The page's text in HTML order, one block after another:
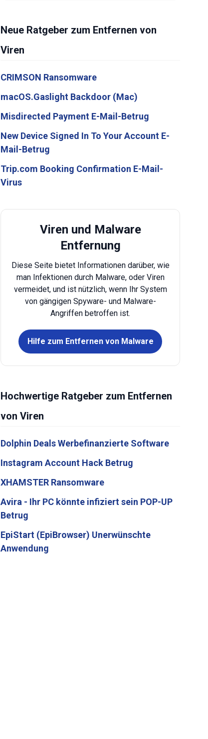
Neue Ratgeber zum Entfernen von
Viren
CRIMSON Ransomware
macOS.Gaslight Backdoor (Mac)
Misdirected Payment E-Mail-Betrug
New Device Signed In To Your Account E-
Mail-Betrug
Trip.com Booking Confirmation E-Mail-
Virus
Viren und Malware
Entfernung
Diese Seite bietet Informationen darüber, wie
man Infektionen durch Malware, oder Viren
vermeidet, und ist nützlich, wenn Ihr System
von gängigen Spyware- und Malware-
Angriffen betroffen ist.
Hilfe zum Entfernen von Malware
Hochwertige Ratgeber zum Entfernen
von Viren
Dolphin Deals Werbefinanzierte Software
Instagram Account Hack Betrug
XHAMSTER Ransomware
Avira - Ihr PC könnte infiziert sein POP-UP
Betrug
EpiStart (EpiBrowser) Unerwünschte
Anwendung